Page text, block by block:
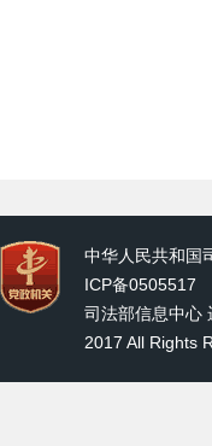
中华人民共和国
ICP备0505517
司法部信息中心
2017 All Rights